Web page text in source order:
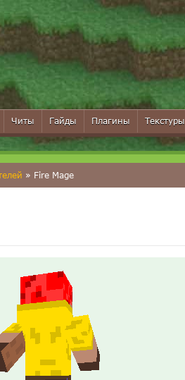
Читы Гайды Плагины Текстуры
» Fire Mage